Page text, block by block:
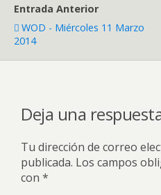
Entrada Anterior
WOD - Miércoles 11 Marzo
2014
Deja una
Tu dirección de correo
publicada. Los campos
con *